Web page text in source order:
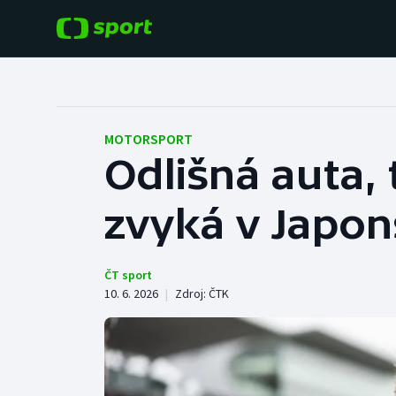
Hokej
Tenis
Cyklistika
Baseball a softbal
Basketbal
Box
MOTORSPORT
Odlišná
zvyká v
ČT sport
10. 6. 2026 | Zdroj: ČTK